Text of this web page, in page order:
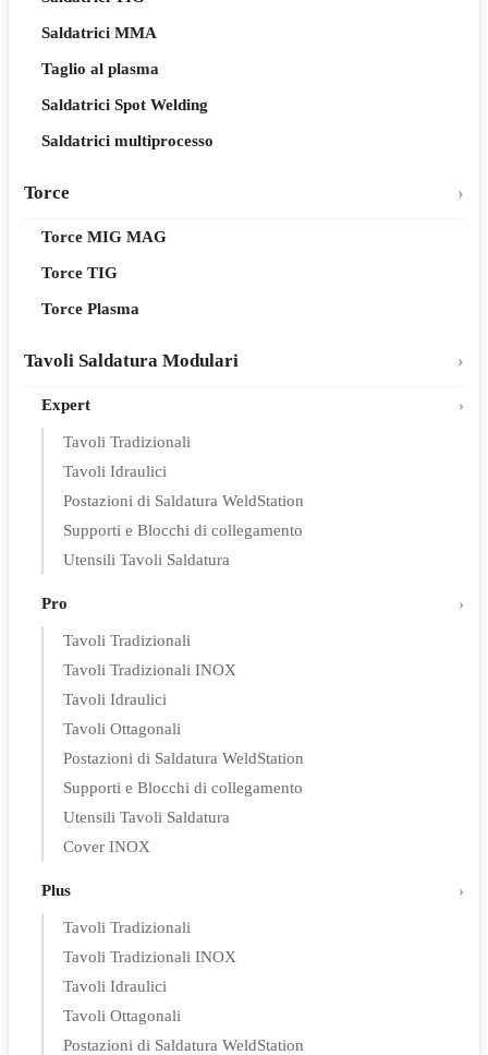
Saldatrici MMA
Taglio al plasma
Saldatrici Spot Welding
Saldatrici multiprocesso
Torce
Torce MIG MAG
Torce TIG
Torce Plasma
Tavoli Saldatura Modulari
Expert
Tavoli Tradizionali
Tavoli Idraulici
Postazioni di Saldatura WeldStation
Supporti e Blocchi di collegamento
Utensili Tavoli Saldatura
Pro
Tavoli Tradizionali
Tavoli Tradizionali INOX
Tavoli Idraulici
Tavoli Ottagonali
Postazioni di Saldatura WeldStation
Supporti e Blocchi di collegamento
Utensili Tavoli Saldatura
Cover INOX
Plus
Tavoli Tradizionali
Tavoli Tradizionali INOX
Tavoli Idraulici
Tavoli Ottagonali
Postazioni di Saldatura WeldStation